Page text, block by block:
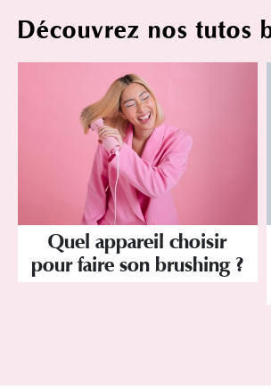
Découvrez nos tutos
Quel appareil choisir
pour faire son brushing ?